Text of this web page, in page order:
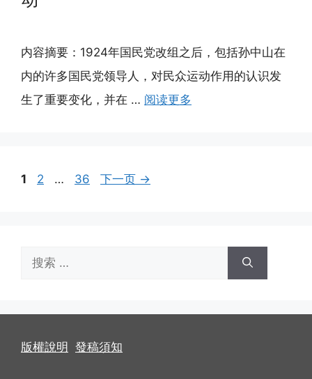
内容摘要：1924年国民党改组之后，包括孙中山在
内的许多国民党领导人，对民众运动作用的认识发
生了重要变化，并在 … 阅读更多
页
1
页
2 …
页
36 下一页 →
版權說明 發稿須知